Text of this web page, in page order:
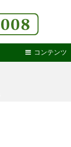
コンテンツ